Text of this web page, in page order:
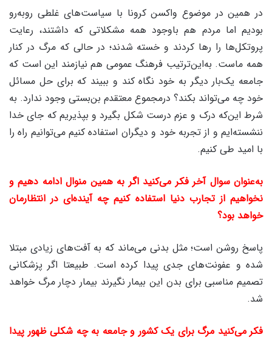
در همین در موضوع واکسن کرونا با سیاست‌های غلطی رو‌به‌رو
بودیم اما مردم هم باوجود همه مشکلاتی که داشتند، رعایت
پروتکل‌ها را رها کردند و خسته شدند؛ در حالی که مرگ در کنار
همه ماست. به‌این‌ترتیب فرهنگ عمومی هم نیازمند این است که
جامعه یک‌بار دیگر به خود نگاه کند و ببیند که برای حل مسائل
خود چه می‌تواند بکند؟ درمجموع معتقدم بن‌بستی وجود ندارد. به
شرط این‌که درک و عزم درست شکل بگیرد و بپذیریم که جای خدا
ننشسته‌ایم و از تجربه خود و دیگران استفاده کنیم می‌توانیم راه را
با امید طی کنیم.
به‌عنوان سوال آخر فکر می‌کنید اگر به همین منوال ادامه دهیم و
نخواهیم از تجارب دنیا استفاده کنیم چه آینده‌ای در انتظارمان
خواهد بود؟
پاسخ روشن است؛ مثل بدنی می‌ماند که به آفت‌های زیادی مبتلا
شده و عفونت‌های جدی پیدا کرده است. طبیعتا اگر پزشکانی
تصمیم مناسبی برای بدن این بیمار نگیرند بیمار دچار مرگ خواهد
شد.
فکر می‌کنید مرگ برای یک کشور و جامعه به چه شکلی ظهور پیدا